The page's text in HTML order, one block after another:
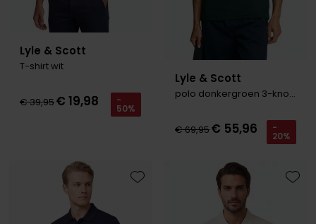
Lyle & Scott
T-shirt wit
€ 39,95€ 19,98 -
50%
Lyle & Scott
polo donkergroen 3-knoops
€ 69,95€ 55,96 -
20%
Toevoegen aan favorieten